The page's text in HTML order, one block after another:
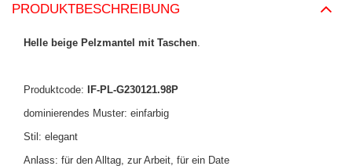
PRODUKTBESCHREIBUNG
Helle beige Pelzmantel mit Taschen
Produktcode:
IF-PL-G230121.98P
dominierendes Muster: einfarbig
Stil: elegant
Anlass: für den Alltag, zur Arbeit, für ein Date